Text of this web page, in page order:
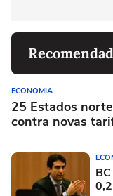
ECONOMIA
25 Estados
contra novas